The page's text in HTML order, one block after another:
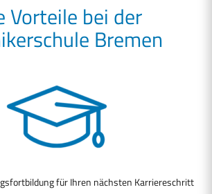
Vorteile bei der
Bremen
für Ihren nächsten Karriereschritt